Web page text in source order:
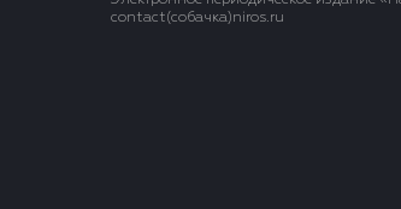
contact(сoбaчка)niros.ru